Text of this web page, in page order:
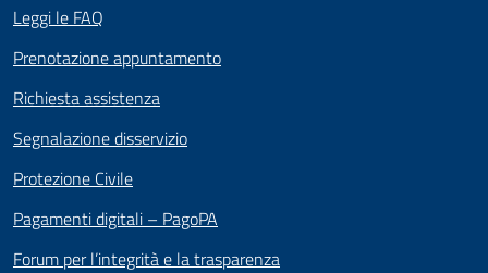
Leggi le FAQ
Prenotazione appuntamento
Richiesta assistenza
Segnalazione disservizio
Protezione Civile
Pagamenti digitali – PagoPA
Forum per l’integrità e la trasparenza